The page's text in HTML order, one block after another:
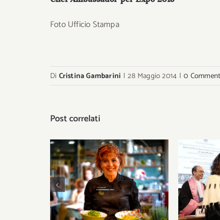
Foto Ufficio Stampa
Di Cristina Gambarini | 28 Maggio 2014 | 0
Post correlati